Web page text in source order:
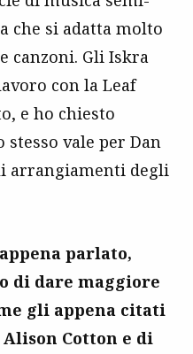
che si adatta molto
canzoni. Gli Iskra
con la Leaf
e ho chiesto
vale per Dan
arrangiamenti degli
parlato,
di dare maggiore
gli appena citati
Cotton e di